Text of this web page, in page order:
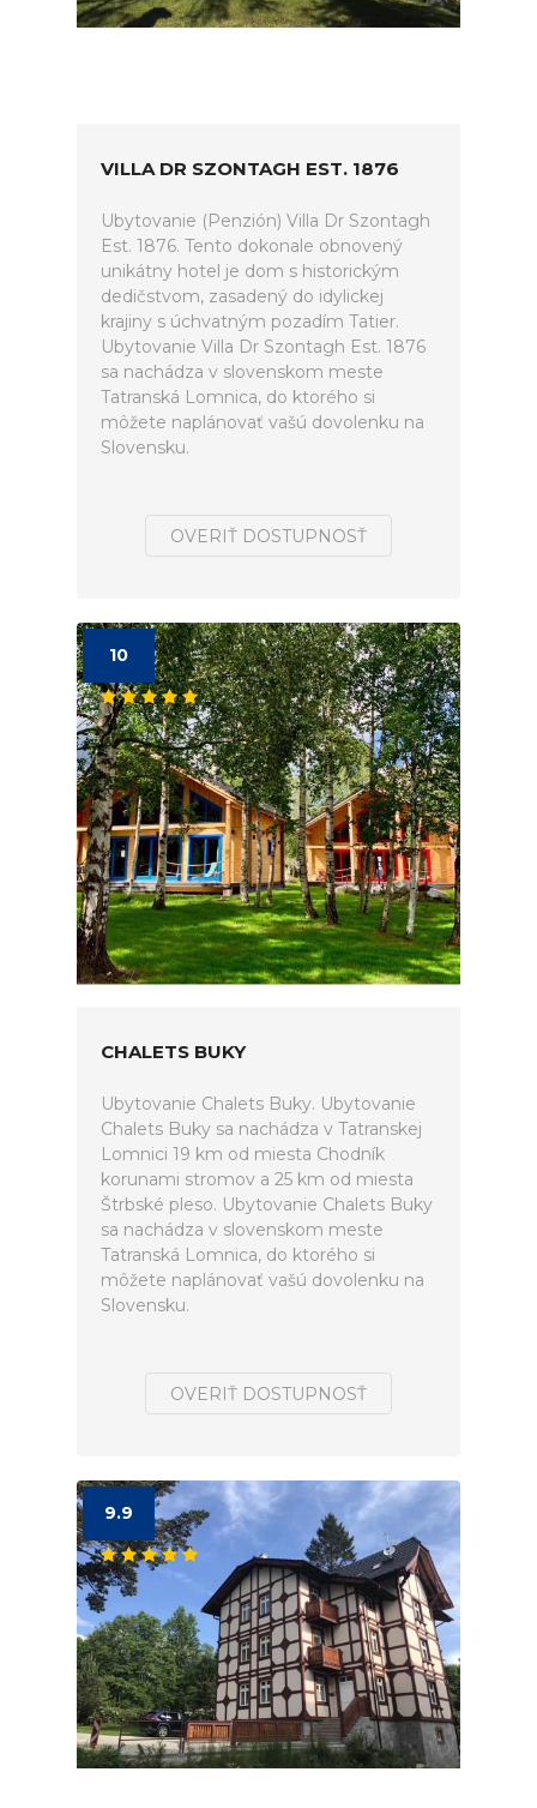
VILLA DR SZONTAGH EST. 1876
Ubytovanie (Penzión) Villa Dr Szontagh
Est. 1876. Tento dokonale obnovený
unikátny hotel je dom s historickým
dedičstvom, zasadený do idylickej
krajiny s úchvatným pozadím Tatier.
Ubytovanie Villa Dr Szontagh Est. 1876
sa nachádza v slovenskom meste
Tatranská Lomnica, do ktorého si
môžete naplánovať vašú dovolenku na
Slovensku.
OVERIŤ DOSTUPNOSŤ
10
CHALETS BUKY
Ubytovanie Chalets Buky. Ubytovanie
Chalets Buky sa nachádza v Tatranskej
Lomnici 19 km od miesta Chodník
korunami stromov a 25 km od miesta
Štrbské pleso. Ubytovanie Chalets Buky
sa nachádza v slovenskom meste
Tatranská Lomnica, do ktorého si
môžete naplánovať vašú dovolenku na
Slovensku.
OVERIŤ DOSTUPNOSŤ
9.9